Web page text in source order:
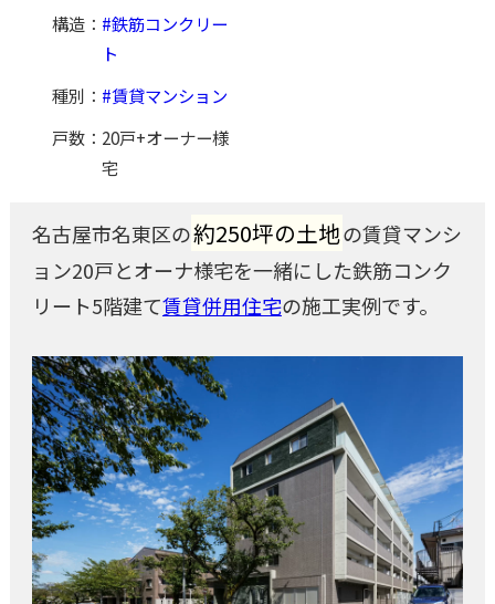
構造
鉄筋コンクリー
ト
種別
賃貸マンション
戸数
20戸+オーナー様
宅
名古屋市名東区の約250坪の土地の賃貸マンシ
ョン20戸とオーナ様宅を一緒にした鉄筋コンク
リート5階建て賃貸併用住宅の施工実例です。